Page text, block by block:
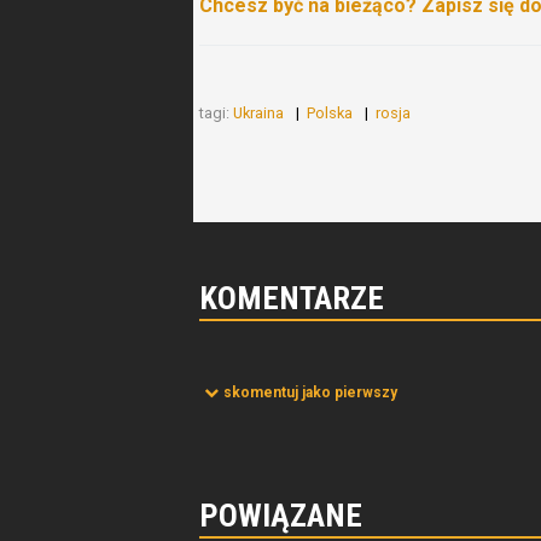
Chcesz być na bieżąco? Zapisz się
tagi: Ukraina Polska rosja
KOMENTARZE
skomentuj jako pierwszy
POWIĄZANE